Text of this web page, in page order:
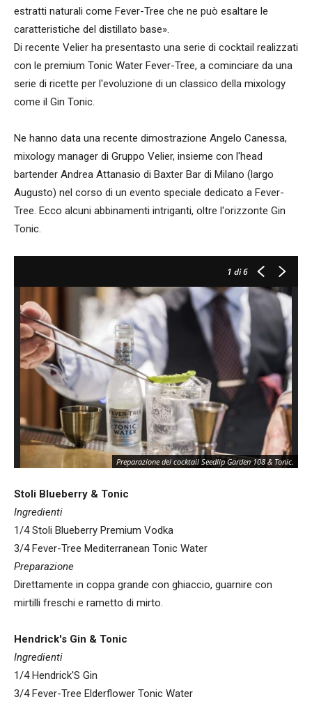
estratti naturali come Fever-Tree che ne può esaltare le
caratteristiche del distillato base».
Di recente Velier ha presentasto una serie di cocktail realizzati
con le premium Tonic Water Fever-Tree, a cominciare da una
serie di ricette per l'evoluzione di un classico della mixology
come il Gin Tonic.
Ne hanno data una recente dimostrazione Angelo Canessa,
mixology manager di Gruppo Velier, insieme con l'head
bartender Andrea Attanasio di Baxter Bar di Milano (largo
Augusto) nel corso di un evento speciale dedicato a Fever-
Tree. Ecco alcuni abbinamenti intriganti, oltre l'orizzonte Gin
Tonic.
1 di 6
Preparazione del cocktail Seedlip Garden 108 & Tonic.
Stoli Blueberry & Tonic
Ingredienti
1/4 Stoli Blueberry Premium Vodka
3/4 Fever-Tree Mediterranean Tonic Water
Preparazione
Direttamente in coppa grande con ghiaccio, guarnire con
mirtilli freschi e rametto di mirto.
Hendrick's Gin & Tonic
Ingredienti
1/4 Hendrick'S Gin
3/4 Fever-Tree Elderflower Tonic Water